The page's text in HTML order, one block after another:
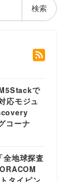
検索
で
応モジュ
コーナ
全地球探査